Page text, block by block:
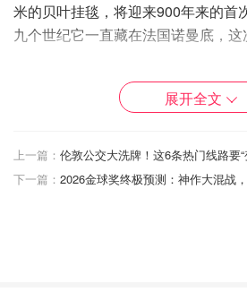
米的贝叶挂毯，将迎来900年来的首
九个世纪它一直藏在法国诺曼底，这
展开全文
上一篇：
下一篇：